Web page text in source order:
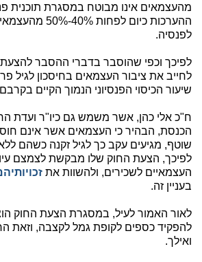
מהעצמאים אינו מבוטח במסגרת תוכנית
ההערכות כיום
לפנסיה.
לפיכך וכפי שהוסבר בדברי ההסבר
לחייב את ציבור העצמאים בחיסכון לגיל
שיעור הכיסוי הפנסיוני הנמוך הקיים
ח"כ אלי כהן, אשר משמש גם כיו"ר ועדת
הכנסת, הבהיר כי העצמאים אשר אינם
שוטף, מגיעים עקב כך לגיל זקנה כשהם
לפיכך, הצעת החוק שלו מבקשת לצמצם
העצמאיים לשכירים, ולהשוות את
בעניין זה.
לאור האמור לעיל, במסגרת הצעת החוק
ואילך.